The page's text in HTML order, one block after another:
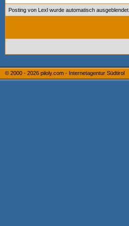
Posting von Lexl wurde automatisch ausgeblendet.
© 2000 - 2026 piloly.com - Internetagentur Südtirol